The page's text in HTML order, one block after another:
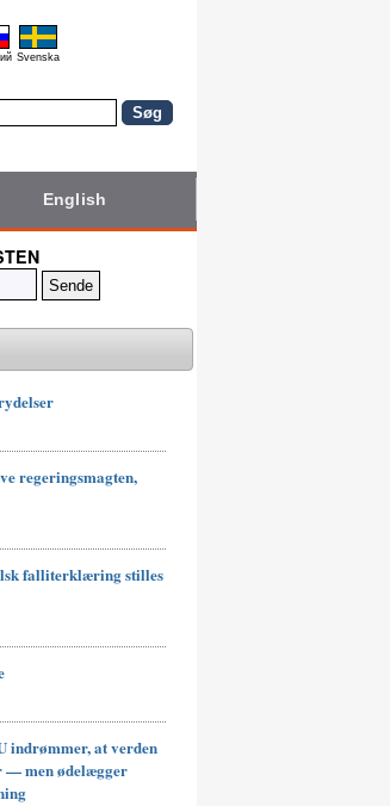
Svenska
English
regeringsmagten,
falliterklæring stilles
indrømmer, at verden
— men ødelægger